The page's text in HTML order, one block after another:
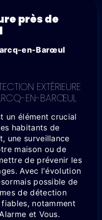
près de
en-Barœul
EXTÉRIEURE
EN-BARŒUL
un élément crucial
habitants de
une surveillance
maison ou de
de prévenir les
Avec l'évolution
possible de
de détection
notamment
et Vous.